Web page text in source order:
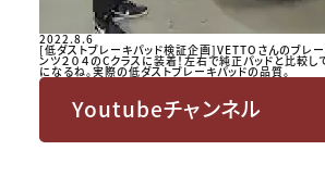
2022.8.6
[低ダストブレーキパッド検証企画]VETTOさんのブレー
ンツ２０４のCクラスに装着！左右で純正パッドと比較し
になるね。実際の低ダストブレーキパッドの品質。
Youtubeチャンネル